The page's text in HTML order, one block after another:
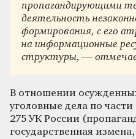
пропагандирующими
деятельность
формирования, с его
на информационные
структуры, —
В отношении
уголовные дела по части
275 УК России
государственная